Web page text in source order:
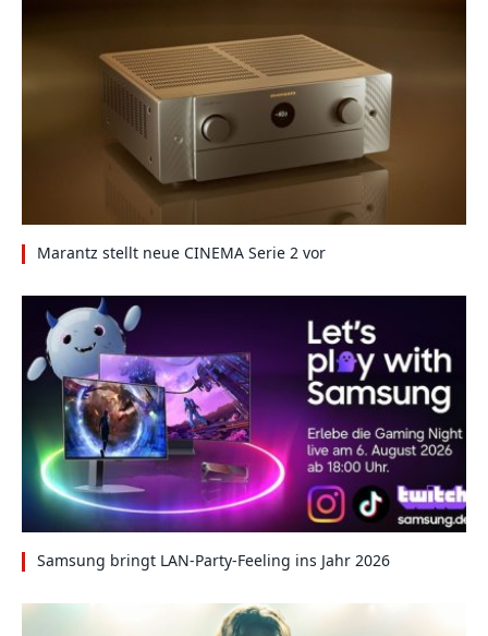
Marantz stellt neue CINEMA Serie 2 vor
Samsung bringt LAN-Party-Feeling ins Jahr 2026